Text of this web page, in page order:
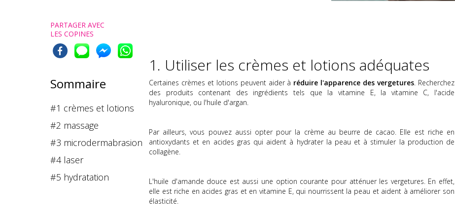
PARTAGER AVEC
LES COPINES
Sommaire
#1 crèmes et lotions
#2 massage
#3 microdermabrasion
#4 laser
#5 hydratation
1. Utiliser les crèmes et lotions adéquates
Certaines crèmes et lotions peuvent aider à réduire l'apparence des vergetures. Recherchez
des produits contenant des ingrédients tels que la vitamine E, la vitamine C, l'acide
hyaluronique, ou l'huile d'argan.
Par ailleurs, vous pouvez aussi opter pour la crème au beurre de cacao. Elle est riche en
antioxydants et en acides gras qui aident à hydrater la peau et à stimuler la production de
collagène.
L'huile d'amande douce est aussi une option courante pour atténuer les vergetures. En effet,
elle est riche en acides gras et en vitamine E, qui nourrissent la peau et aident à améliorer son
élasticité.